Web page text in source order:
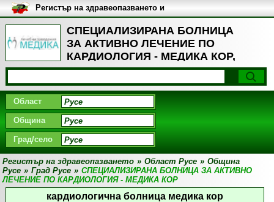
СПЕЦИАЛИЗИРАНА БОЛНИЦА
ЗА АКТИВНО ЛЕЧЕНИЕ ПО
КАРДИОЛОГИЯ - МЕДИКА КОР,
Град Русе
Регистър на здравеопазването и
медицинските заведения в
България
Област
Община
Град/село
Регистър на здравеопазването » Област Русе » Община
Русе » Град Русе » СПЕЦИАЛИЗИРАНА БОЛНИЦА ЗА АКТИВНО
ЛЕЧЕНИЕ ПО КАРДИОЛОГИЯ - МЕДИКА КОР
кардиологична болница медика кор